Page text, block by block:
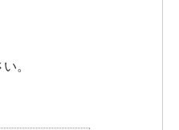
。